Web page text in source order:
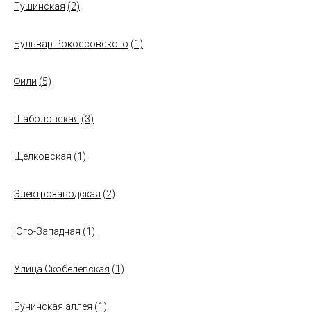
Тушинская (2)
Бульвар Рокоссовского (1)
Фили (5)
Шаболовская (3)
Щелковская (1)
Электрозаводская (2)
Юго-Западная (1)
Улица Скобелевская (1)
Бунинская аллея (1)